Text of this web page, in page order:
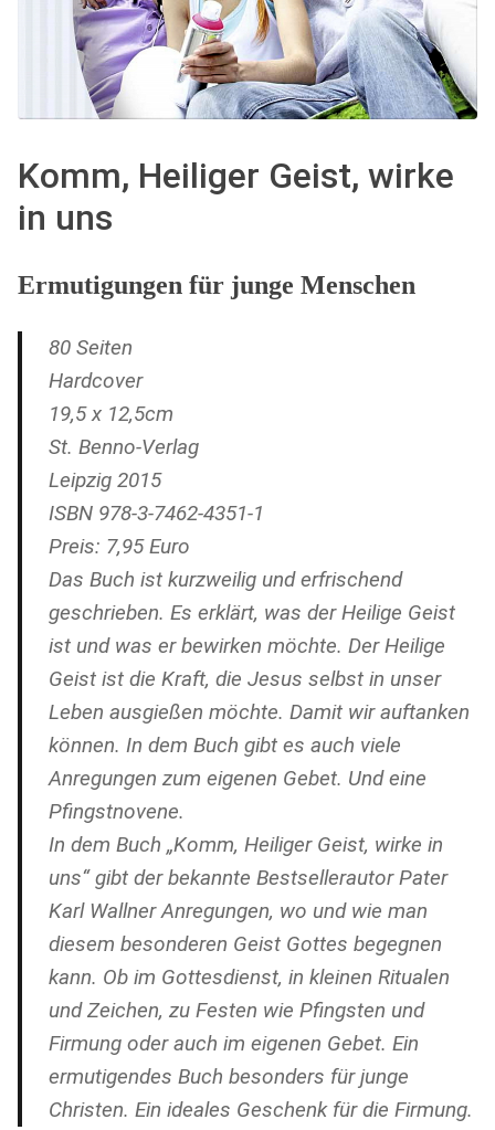
Komm, Heiliger Geist, wirke
in uns
Ermutigungen für junge Menschen
80 Seiten
Hardcover
19,5 x 12,5cm
St. Benno-Verlag
Leipzig 2015
ISBN 978-3-7462-4351-1
Preis: 7,95 Euro
Das Buch ist kurzweilig und erfrischend
geschrieben. Es erklärt, was der Heilige Geist
ist und was er bewirken möchte. Der Heilige
Geist ist die Kraft, die Jesus selbst in unser
Leben ausgießen möchte. Damit wir auftanken
können. In dem Buch gibt es auch viele
Anregungen zum eigenen Gebet. Und eine
Pfingstnovene.
In dem Buch „Komm, Heiliger Geist, wirke in
uns“ gibt der bekannte Bestsellerautor Pater
Karl Wallner Anregungen, wo und wie man
diesem besonderen Geist Gottes begegnen
kann. Ob im Gottesdienst, in kleinen Ritualen
und Zeichen, zu Festen wie Pfingsten und
Firmung oder auch im eigenen Gebet. Ein
ermutigendes Buch besonders für junge
Christen. Ein ideales Geschenk für die Firmung.